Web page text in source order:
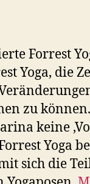
Forrest
Yoga, die
zu
keine
Yoga
sich die